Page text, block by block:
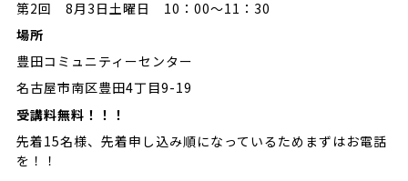
第2回 8月3日土曜日 10：00～11：30
場所
豊田コミュニティーセンター
名古屋市南区豊田4丁目9-19
受講料無料！！！
先着15名様、先着申し込み順になっているためまずはお電話
を！！